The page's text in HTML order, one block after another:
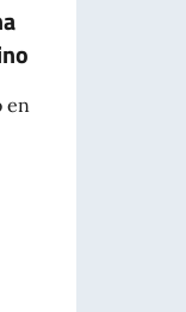
Andrés Alfredo
en
de la Università di